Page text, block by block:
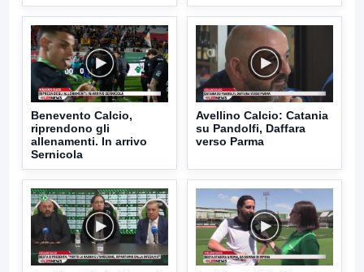
Benevento Calcio,
riprendono gli
allenamenti. In arrivo
Sernicola
Avellino Calcio: Catania
su Pandolfi, Daffara
verso Parma